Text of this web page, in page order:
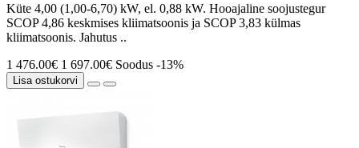
Küte 4,00 (1,00-6,70) kW, el. 0,88 kW. Hooajaline soojustegur
SCOP 4,86 keskmises kliimatsoonis ja SCOP 3,83 külmas
kliimatsoonis. Jahutus ..
1 476.00€ 1 697.00€ Soodus -13%
Lisa ostukorvi